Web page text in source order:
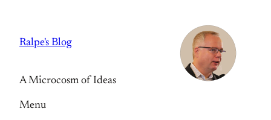
content
Ralpe's Blog
A Microcosm of Ideas
Menu